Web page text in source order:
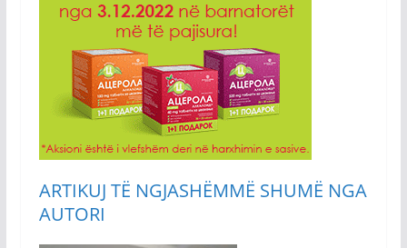
ARTIKUJ TË NGJASHËMMË SHUMË NGA
AUTORI